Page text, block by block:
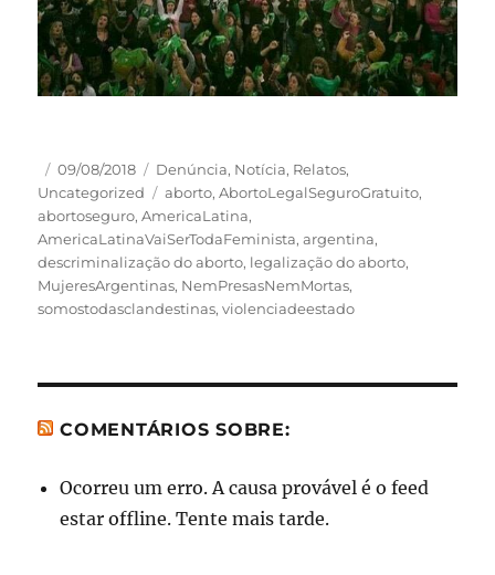
Autor
Publicado
em
09/08/2018 Categorias
Denúncia, Notícia, Relatos,
Uncategorized
Tags
aborto,AbortoLegalSeguroGratuito,
abortoseguro,AmericaLatina,
AmericaLatinaVaiSerTodaFeminista,argentina,
descriminalização do aborto, legalização do aborto,
MujeresArgentinas, NemPresasNemMortas,
somostodasclandestinas,violenciadeestado
COMENTÁRIOS SOBRE:
Ocorreu um erro. A causa provável é o feed
estar offline. Tente mais tarde.